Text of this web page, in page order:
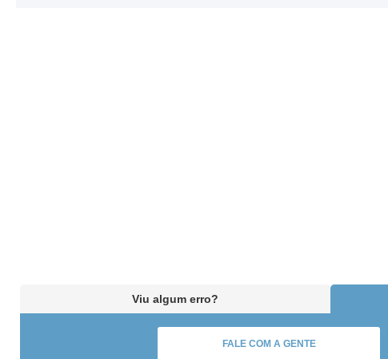
Viu algum erro?
FALE COM A GENTE